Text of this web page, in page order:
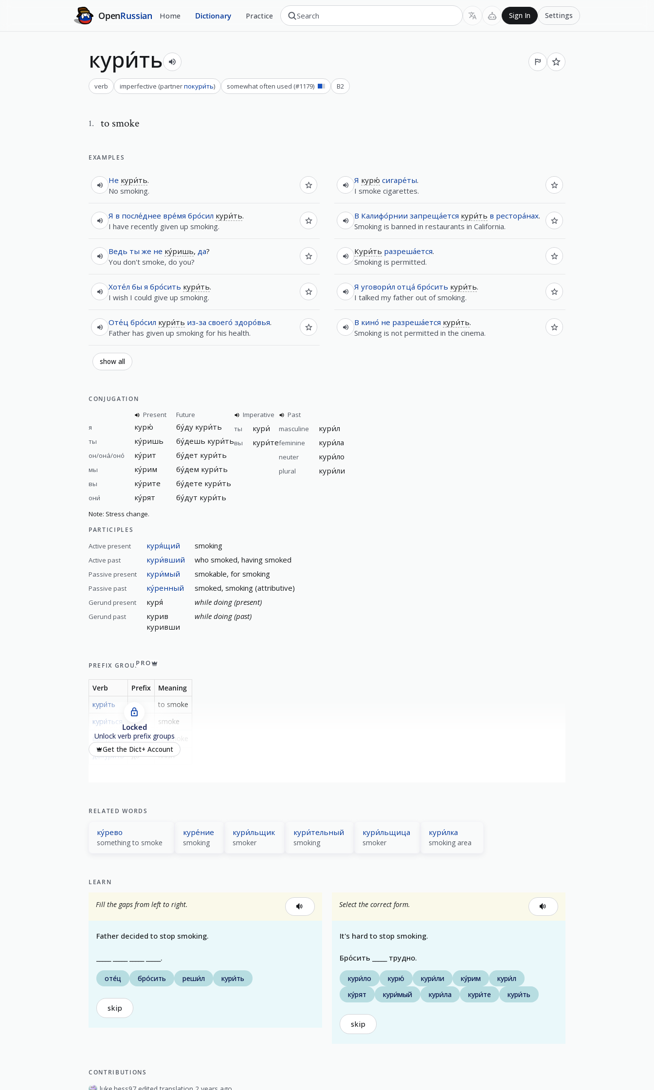
OpenRussian Home Dictionary Practice Sign In Settings
кури́ть
verb imperfective (partnerпокури́ть) somewhat often used (#1179) B2
1. to smoke
EXAMPLES
Не кури́ть.
No smoking.
Я в после́днее вре́мя бро́сил кури́ть.
I have recently given up smoking.
Ведь ты же не ку́ришь, да?
You don't smoke, do you?
Хоте́л бы я бро́сить кури́ть.
I wish I could give up smoking.
Оте́ц бро́сил кури́ть из-за своего́ здоро́вья.
Father has given up smoking for his health.
Я курю́ сигаре́ты.
I smoke cigarettes.
В Калифо́рнии запреща́ется кури́ть в рестора́нах.
Smoking is banned in restaurants in California.
Кури́ть разреша́ется.
Smoking is permitted.
Я уговори́л отца́ бро́сить кури́ть.
I talked my father out of smoking.
В кино́ не разреша́ется кури́ть.
Smoking is not permitted in the cinema.
show all
CONJUGATION
Present
Future
я
курю́ бу́ду кури́ть
ты ку́ришь бу́дешь кури́ть
он/она́/оно́ ку́рит бу́дет кури́ть
мы ку́рим бу́дем кури́ть
вы ку́рите бу́дете кури́ть
они́ ку́рят бу́дут кури́ть
Note: Stress change.
Imperative
ты
кури́
вы кури́те
Past
masculine
кури́л
feminine кури́ла
neuter кури́ло
plural кури́ли
PARTICIPLES
Active present куря́щий smoking
Active past кури́вший who smoked, having smoked
Passive present кури́мый smokable, for smoking
Passive past ку́ренный smoked, smoking (attributive)
Gerund present куря́ while doing (present)
Gerund past
курив
куривши
while doing (past)
PREFIX GROUPPRO
Verb Prefix
Meaning
кури́ть
to smoke
кури́ться
smoke
вы́курить
вы-
to smoke
докури́ть
до- finish
Locked
Unlock verb prefix groups
Get the Dict+ Account
RELATED WORDS
ку́рево
something to smoke
куре́ние
smoking
кури́льщик
smoker
кури́тельный
smoking
кури́льщица
smoker
кури́лка
smoking area
LEARN
Fill the gaps from left to right.
Father decided to stop smoking.
_____ _____ _____ _____.
оте́ц бро́сить реши́л кури́ть
skip
Select the correct form.
It's hard to stop smoking.
Бро́сить _____ трудно.
кури́ло курю́ кури́ли ку́рим
кури́л
ку́рят
кури́мый кури́ла кури́те кури́ть
skip
CONTRIBUTIONS